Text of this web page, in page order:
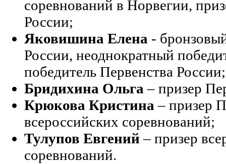
соревнований в Норвегии,
России;
Яковишина Елена -
России, неоднократный
победитель Первенства России;
Бридихина Ольга – призер
Крюкова Кристина – призер
всероссийских соревнований;
Тулупов Евгений – призер
соревнований.